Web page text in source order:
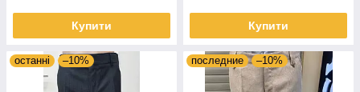
Купити Купити
останні –10% последние –10%